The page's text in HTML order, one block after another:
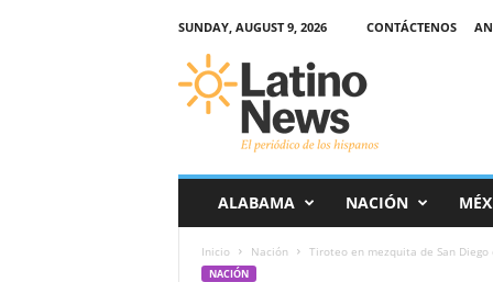
SUNDAY, AUGUST 9, 2026 CONTÁCTENOS
ALABAMA NACIÓN
Inicio Nación Tiroteo en mezquita de San
NACIÓN